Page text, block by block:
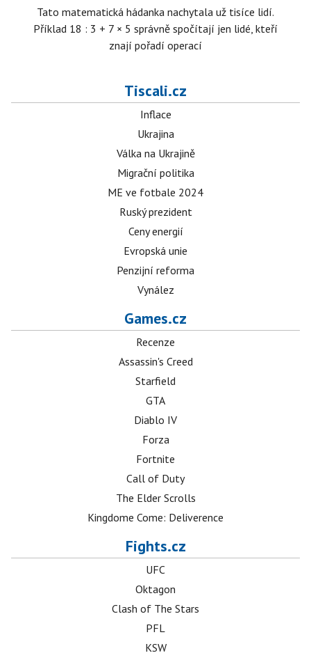
Tato matematická hádanka nachytala už tisíce lidí.
Příklad 18 : 3 + 7 × 5 správně spočítají jen lidé, kteří
znají pořadí operací
Tiscali.cz
Inflace
Ukrajina
Válka na Ukrajině
Migrační politika
ME ve fotbale 2024
Ruský prezident
Ceny energií
Evropská unie
Penzijní reforma
Vynález
Games.cz
Recenze
Assassin's Creed
Starfield
GTA
Diablo IV
Forza
Fortnite
Call of Duty
The Elder Scrolls
Kingdome Come: Deliverence
Fights.cz
UFC
Oktagon
Clash of The Stars
PFL
KSW